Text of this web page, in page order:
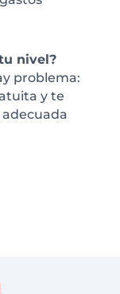
nivel?
problema:
y te